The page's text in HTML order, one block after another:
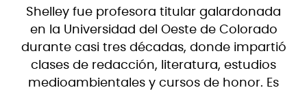
Shelley fue profesora titular galardonada
en la Universidad del Oeste de Colorado
durante casi tres décadas, donde impartió
clases de redacción, literatura, estudios
medioambientales y cursos de honor. Es